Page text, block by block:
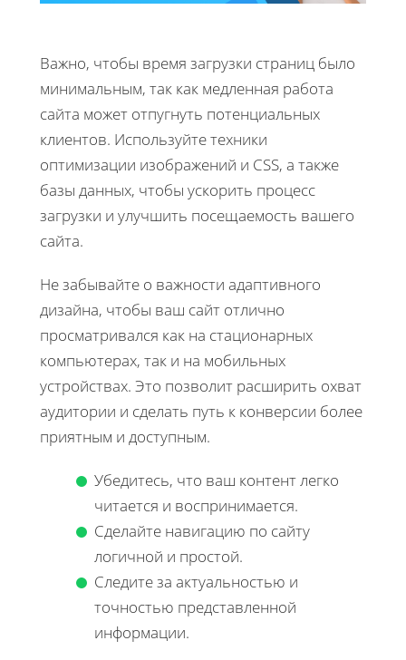
Важно, чтобы время загрузки страниц было
минимальным, так как медленная работа
сайта может отпугнуть потенциальных
клиентов. Используйте техники
оптимизации изображений и CSS, а также
базы данных, чтобы ускорить процесс
загрузки и улучшить посещаемость вашего
сайта.
Не забывайте о важности адаптивного
дизайна, чтобы ваш сайт отлично
просматривался как на стационарных
компьютерах, так и на мобильных
устройствах. Это позволит расширить охват
аудитории и сделать путь к конверсии более
приятным и доступным.
Убедитесь, что ваш контент легко
читается и воспринимается.
Сделайте навигацию по сайту
логичной и простой.
Следите за актуальностью и
точностью представленной
информации.